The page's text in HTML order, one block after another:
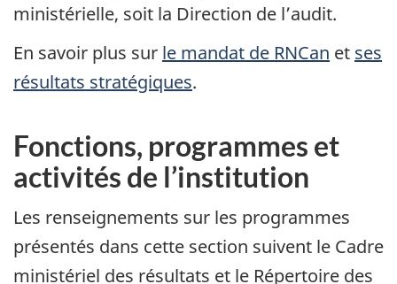
ministérielle, soit la Direction de l’audit.
En savoir plus sur le mandat de RNCan et ses
résultats stratégiques.
Fonctions, programmes et
activités de l’institution
Les renseignements sur les programmes
présentés dans cette section suivent le Cadre
ministériel des résultats et le Répertoire des